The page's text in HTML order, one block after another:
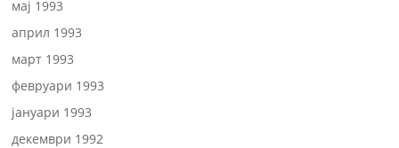
мај 1993
април 1993
март 1993
февруари 1993
јануари 1993
декември 1992